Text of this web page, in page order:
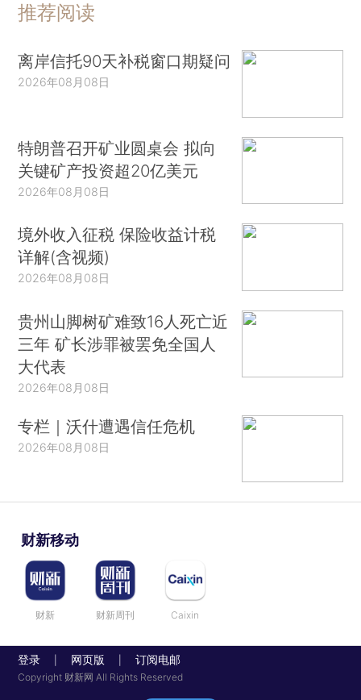
推荐阅读
离岸信托90天补税窗口期疑问
2026年08月08日
特朗普召开矿业圆桌会 拟向
关键矿产投资超20亿美元
2026年08月08日
境外收入征税 保险收益计税
详解(含视频)
2026年08月08日
贵州山脚树矿难致16人死亡近
三年 矿长涉罪被罢免全国人
大代表
2026年08月08日
专栏｜沃什遭遇信任危机
2026年08月08日
财新移动
财新 财新周刊 Caixin
登录 网页版 订阅电邮
Copyright 财新网 All Rights Reserved